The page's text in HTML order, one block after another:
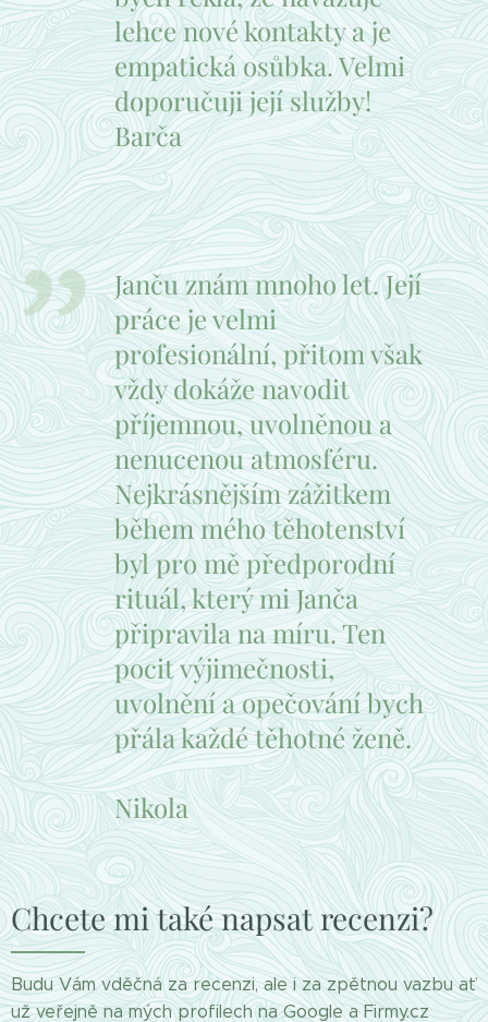
lehce nové kontakty a je
empatická osůbka. Velmi
doporučuji její služby!
Barča
Janču znám mnoho let. Její
práce je velmi
profesionální, přitom však
vždy dokáže navodit
příjemnou, uvolněnou a
nenucenou atmosféru.
Nejkrásnějším zážitkem
během mého těhotenství
byl pro mě předporodní
rituál, který mi Janča
připravila na míru. Ten
pocit výjimečnosti,
uvolnění a opečování bych
přála každé těhotné ženě.
Nikola
Chcete mi také napsat recenzi?
Budu Vám vděčná za recenzi, ale i za zpětnou vazbu ať
už veřejně na mých profilech na Google a Firmy.cz